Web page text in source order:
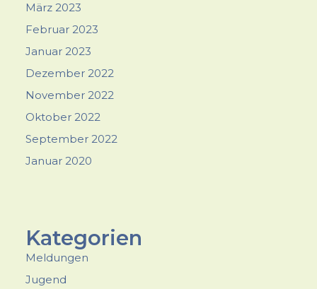
März 2023
Februar 2023
Januar 2023
Dezember 2022
November 2022
Oktober 2022
September 2022
Januar 2020
Kategorien
Meldungen
Jugend